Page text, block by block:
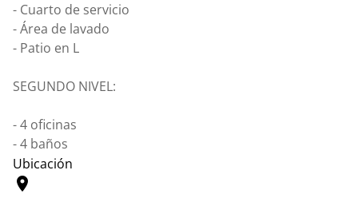
- Cuarto de servicio
- Área de lavado
- Patio en L
SEGUNDO NIVEL:
- 4 oficinas
- 4 baños
Ubicación
location_on